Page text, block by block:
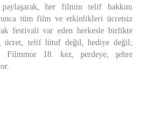
her filmin telif hakkını
tüm film ve etkinlikleri ücretsiz
festivali var eden herkesle birlikte
ücret, telif lütuf değil, hediye değil;
Filmmor 18. kez, perdeye, şehre